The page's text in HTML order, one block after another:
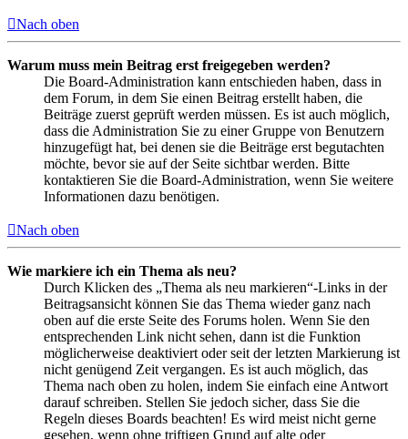
Nach oben
Warum muss mein Beitrag erst freigegeben werden?
Die Board-Administration kann entschieden haben, dass in
dem Forum, in dem Sie einen Beitrag erstellt haben, die
Beiträge zuerst geprüft werden müssen. Es ist auch möglich,
dass die Administration Sie zu einer Gruppe von Benutzern
hinzugefügt hat, bei denen sie die Beiträge erst begutachten
möchte, bevor sie auf der Seite sichtbar werden. Bitte
kontaktieren Sie die Board-Administration, wenn Sie weitere
Informationen dazu benötigen.
Nach oben
Wie markiere ich ein Thema als neu?
Durch Klicken des „Thema als neu markieren“-Links in der
Beitragsansicht können Sie das Thema wieder ganz nach
oben auf die erste Seite des Forums holen. Wenn Sie den
entsprechenden Link nicht sehen, dann ist die Funktion
möglicherweise deaktiviert oder seit der letzten Markierung ist
nicht genügend Zeit vergangen. Es ist auch möglich, das
Thema nach oben zu holen, indem Sie einfach eine Antwort
darauf schreiben. Stellen Sie jedoch sicher, dass Sie die
Regeln dieses Boards beachten! Es wird meist nicht gerne
gesehen, wenn ohne triftigen Grund auf alte oder